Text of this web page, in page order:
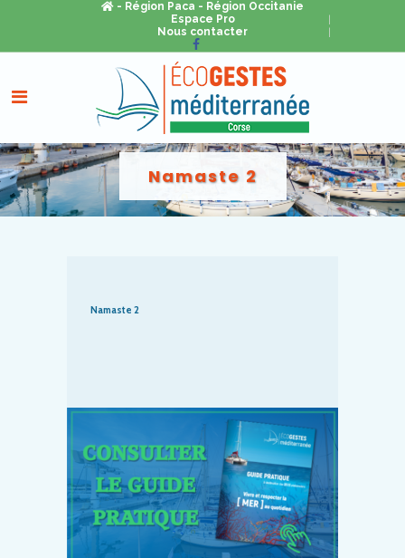
- Région Paca - Région Occitanie
Espace Pro
Nous contacter
Namaste 2
Namaste 2